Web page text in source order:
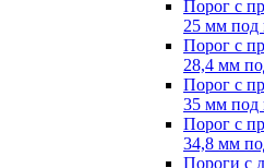
Порог с
25 мм под
Порог с
28,4 мм
Порог с
35 мм под
Порог с
34,8 мм
Пороги с